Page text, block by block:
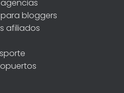
bloggers
afiliados